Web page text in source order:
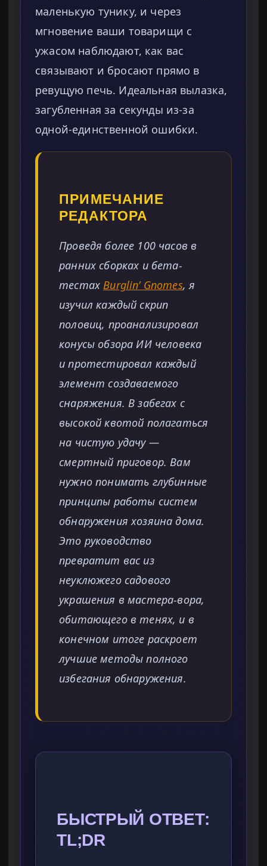
маленькую тунику, и через
мгновение ваши товарищи с
ужасом наблюдают, как вас
связывают и бросают прямо в
ревущую печь. Идеальная вылазка,
загубленная за секунды из-за
одной-единственной ошибки.
ПРИМЕЧАНИЕ
РЕДАКТОРА
Проведя более 100 часов в
ранних сборках и бета-
тестахBurglin’ Gnomes, я
изучил каждый скрип
половиц, проанализировал
конусы обзора ИИ человека
и протестировал каждый
элемент создаваемого
снаряжения. В забегах с
высокой квотой полагаться
на чистую удачу —
смертный приговор. Вам
нужно понимать глубинные
принципы работы систем
обнаружения хозяина дома.
Это руководство
превратит вас из
неуклюжего садового
украшения в мастера-вора,
обитающего в тенях, и в
конечном итоге раскроет
лучшие методы полного
избегания обнаружения.
БЫСТРЫЙ ОТВЕТ:
TL;DR